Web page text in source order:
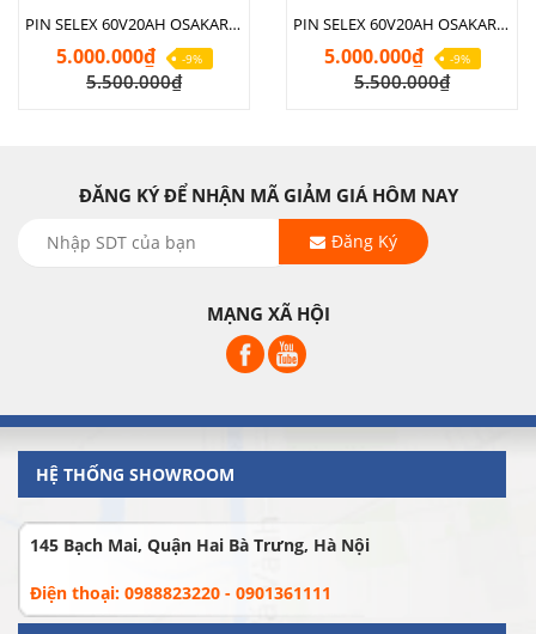
PIN SELEX 60V20AH OSAKAR NISPA LUMIA
5.000.000₫ -9%
5.500.000₫
PIN SELEX 60V20AH OSAKAR NISPA VERA SX
5.000.000₫ -9%
5.500.000₫
ĐĂNG KÝ ĐỂ NHẬN MÃ GIẢM GIÁ HÔM NAY
Đăng Ký
MẠNG XÃ HỘI
HỆ THỐNG SHOWROOM
145 Bạch Mai, Quận Hai Bà Trưng, Hà Nội
Điện thoại: 0988823220 - 0901361111